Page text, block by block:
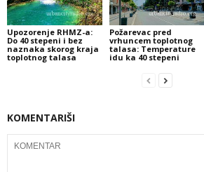
Upozorenje RHMZ-a:
Do 40 stepeni i bez
naznaka skorog kraja
toplotnog talasa
Požarevac pred
vrhuncem toplotnog
talasa: Temperature
idu ka 40 stepeni
KOMENTARIŠI